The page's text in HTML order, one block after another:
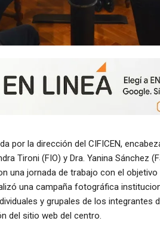
por la dirección del CIFICEN,
Tironi (FIO) y Dra. Yanina Sánchez
una jornada de trabajo con el
una campaña fotográfica
y grupales de los integrantes
del sitio web del centro.